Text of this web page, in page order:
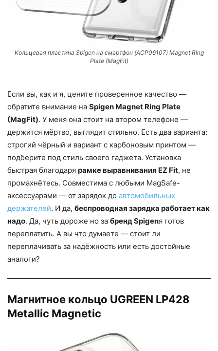
Кольцевая пластина Spigen на смартфон (ACP06107) Magnet Ring
Plate (MagFit)
Если вы, как и я, цените проверенное качество —
обратите внимание на Spigen Magnet Ring Plate
(MagFit). У меня она стоит на втором телефоне —
держится мёртво, выглядит стильно. Есть два варианта:
строгий чёрный и вариант с карбоновым принтом —
подберите под стиль своего гаджета. Установка
быстрая благодаря рамке выравнивания EZ Fit, не
промахнётесь. Совместима с любыми MagSafe-
аксессуарами — от зарядок до автомобильных
держателей. И да, беспроводная зарядка работает как
надо. Да, чуть дороже но за бренд Spigenя готов
переплатить. А вы что думаете — стоит ли
переплачивать за надёжность или есть достойные
аналоги?
Магнитное кольцо UGREEN LP428
Metallic Magnetic